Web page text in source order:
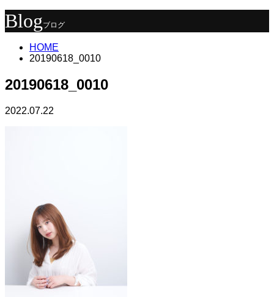
Blogブログ
HOME
20190618_0010
20190618_0010
2022.07.22